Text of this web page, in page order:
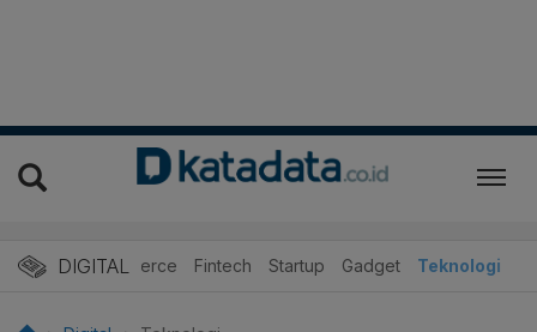
DIGITAL
E-Commerce Fintech Startup Gadget Teknologi